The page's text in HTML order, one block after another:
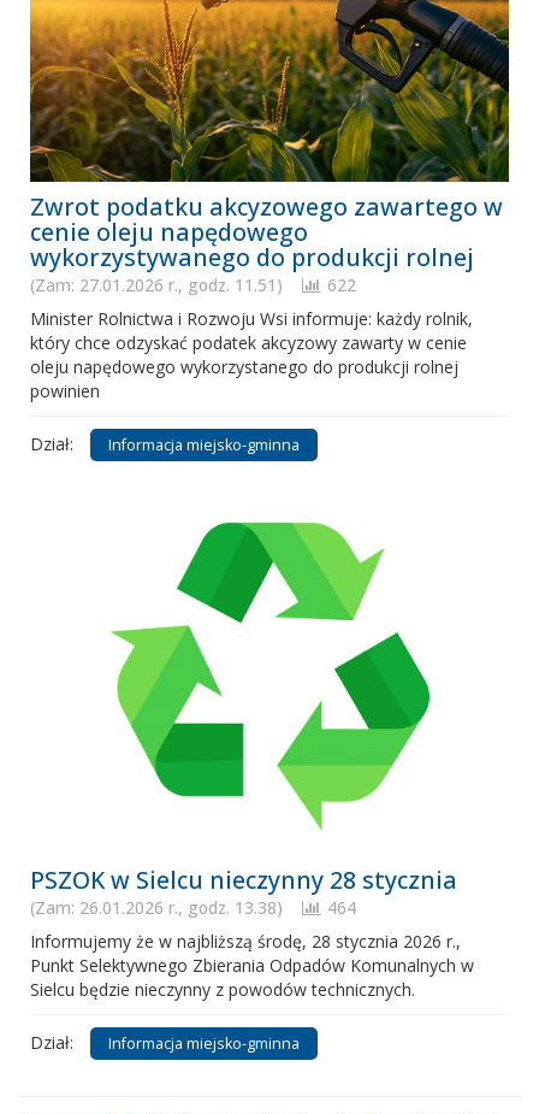
Zwrot podatku akcyzowego zawartego w
cenie oleju napędowego
wykorzystywanego do produkcji rolnej
(Zam: 27.01.2026 r., godz. 11.51)
622
Minister Rolnictwa i Rozwoju Wsi informuje: każdy rolnik,
który chce odzyskać podatek akcyzowy zawarty w cenie
oleju napędowego wykorzystanego do produkcji rolnej
powinien
Dział: Informacja miejsko-gminna
PSZOK w Sielcu nieczynny 28 stycznia
(Zam: 26.01.2026 r., godz. 13.38)
464
Informujemy że w najbliższą środę, 28 stycznia 2026 r.,
Punkt Selektywnego Zbierania Odpadów Komunalnych w
Sielcu będzie nieczynny z powodów technicznych.
Dział: Informacja miejsko-gminna